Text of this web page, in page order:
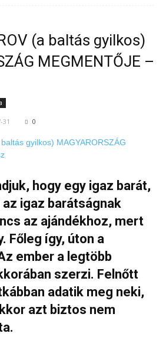
(a baltás gyilkos)
MEGMENTŐJE –
31 0
hogy egy igaz barát,
igaz barátságnak
az ajándékhoz, mert
Főleg így, úton a
ember a legtöbb
szerzi. Felnőtt
adatik meg neki,
azt biztos nem